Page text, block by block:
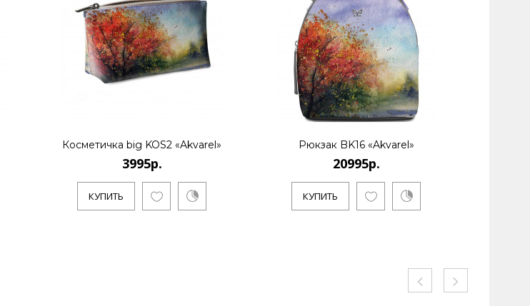
Косметичка big KOS2 «Akvarel»
3995р.
КУПИТЬ
Рюкзак BK16 «Akvarel»
20995р.
КУПИТЬ